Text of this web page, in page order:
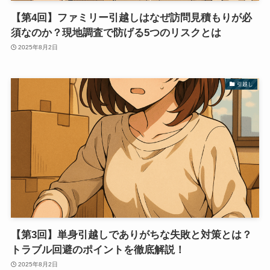
【第4回】ファミリー引越しはなぜ訪問見積もりが必
須なのか？現地調査で防げる5つのリスクとは
2025年8月2日
引越し
【第3回】単身引越しでありがちな失敗と対策とは？
トラブル回避のポイントを徹底解説！
2025年8月2日